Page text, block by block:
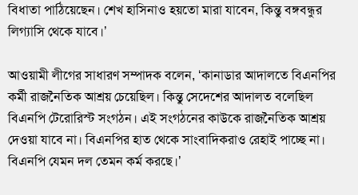
বিধাতা পাঠিয়েছেন। শেখ হাসিনাও হয়তো মারা যাবেন, কিন্তু বঙ্গবন্ধুর
লিগ্যাসি থেকে যাবে।’
আওয়ামী লীগের সাধারণ সম্পাদক বলেন, ‘কানাডার আদালতে বিএনপির
কর্মী রাজনৈতিক আশ্রয় চেয়েছিল। কিন্তু সেদেশের আদালত বলেছিল
বিএনপি টেরোরিস্ট সংগঠন। এই সংগঠনের কাউকে রাজনৈতিক আশ্রয়
দেওয়া যাবে না। বিএনপির হাত থেকে সাংবাদিকরাও রেহাই পাচ্ছে না।
বিএনপি যেমন দল তেমন কর্ম করছে।’